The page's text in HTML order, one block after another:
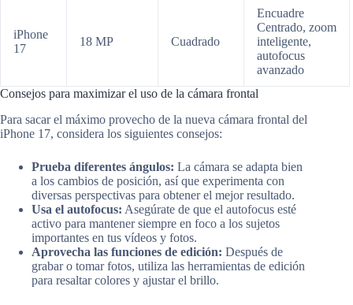
iPhone
17
18 MP Cuadrado
Encuadre
Centrado, zoom
inteligente,
autofocus
avanzado
Consejos para maximizar el uso de la cámara frontal
Para sacar el máximo provecho de la nueva cámara frontal del
iPhone 17, considera los siguientes consejos:
Prueba diferentes ángulos: La cámara se adapta bien
a los cambios de posición, así que experimenta con
diversas perspectivas para obtener el mejor resultado.
Usa el autofocus: Asegúrate de que el autofocus esté
activo para mantener siempre en foco a los sujetos
importantes en tus vídeos y fotos.
Aprovecha las funciones de edición: Después de
grabar o tomar fotos, utiliza las herramientas de edición
para resaltar colores y ajustar el brillo.